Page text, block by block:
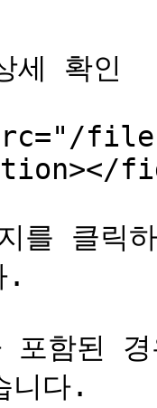
확인
를 클릭
.
함된
니다.